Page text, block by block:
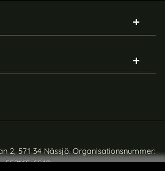
och länkar
2, 571 34 Nässjö. Organisationsnummer:
559165-6540